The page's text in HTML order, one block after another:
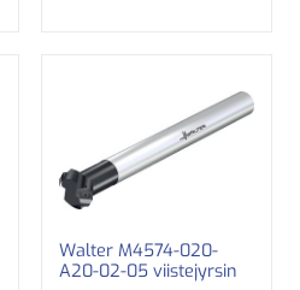
Walter M4574-020-
A20-02-05 viistejyrsin